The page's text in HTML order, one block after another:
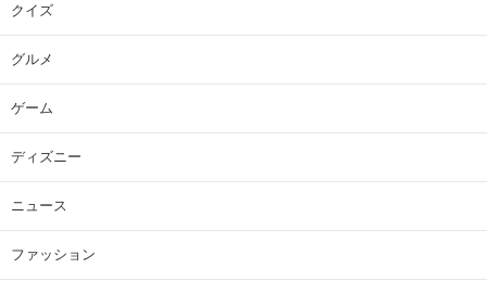
クイズ
グルメ
ゲーム
ディズニー
ニュース
ファッション